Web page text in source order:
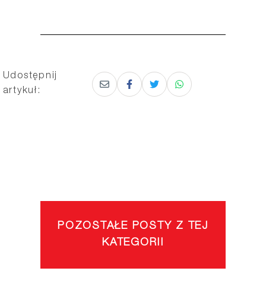
Udostępnij
artykuł:
POZOSTAŁE POSTY Z TEJ
KATEGORII